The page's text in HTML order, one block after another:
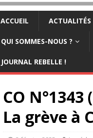
ACCUEIL ACTUALITÉS
QUI SOMMES-NOUS ?
JOURNAL REBELLE !
CO
La grève à